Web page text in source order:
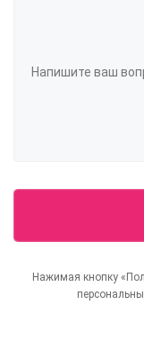
Нажимая кнопку